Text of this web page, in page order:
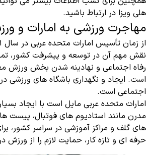
هلی ویزا در ارتباط باشید.
مهاجرت ورزشی به امارات و
نقش مهم آن در توسعه و پیشرفت کشور،
رفاه اجتماعی و نهادینه شدن بخش ورزش
است. ایجاد و نگهداری باشگاه های
اجتماعی است.
امارات متحده عربی مایل است با ایجاد
مدرن مانند استادیوم های فوتبال، پیست
های گلف و مراکز آموزشی در سراسر کشور،
حرفه ای و تازه کار، حمایت لازم را از ورزش